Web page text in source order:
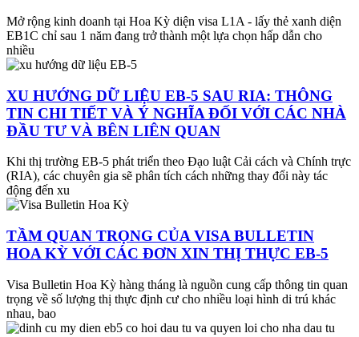
Mở rộng kinh doanh tại Hoa Kỳ diện visa L1A - lấy thẻ xanh diện
EB1C chỉ sau 1 năm đang trở thành một lựa chọn hấp dẫn cho
nhiều
XU HƯỚNG DỮ LIỆU EB-5 SAU RIA: THÔNG
TIN CHI TIẾT VÀ Ý NGHĨA ĐỐI VỚI CÁC NHÀ
ĐẦU TƯ VÀ BÊN LIÊN QUAN
Khi thị trường EB-5 phát triển theo Đạo luật Cải cách và Chính trực
(RIA), các chuyên gia sẽ phân tích cách những thay đổi này tác
động đến xu
TẦM QUAN TRỌNG CỦA VISA BULLETIN
HOA KỲ VỚI CÁC ĐƠN XIN THỊ THỰC EB-5
Visa Bulletin Hoa Kỳ hàng tháng là nguồn cung cấp thông tin quan
trọng về số lượng thị thực định cư cho nhiều loại hình di trú khác
nhau, bao